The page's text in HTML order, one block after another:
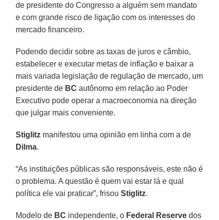
de presidente do Congresso a alguém sem mandato
e com grande risco de ligação com os interesses do
mercado financeiro.
Podendo decidir sobre as taxas de juros e câmbio,
estabelecer e executar metas de inflação e baixar a
mais variada legislação de regulação de mercado, um
presidente de BC autônomo em relação ao Poder
Executivo pode operar a macroeconomia na direção
que julgar mais conveniente.
Stiglitz manifestou uma opinião em linha com a de
Dilma.
“As instituições públicas são responsáveis, este não é
o problema. A questão é quem vai estar lá e qual
política ele vai praticar”, frisouStiglitz.
Modelo de BC independente, o Federal Reserve dos